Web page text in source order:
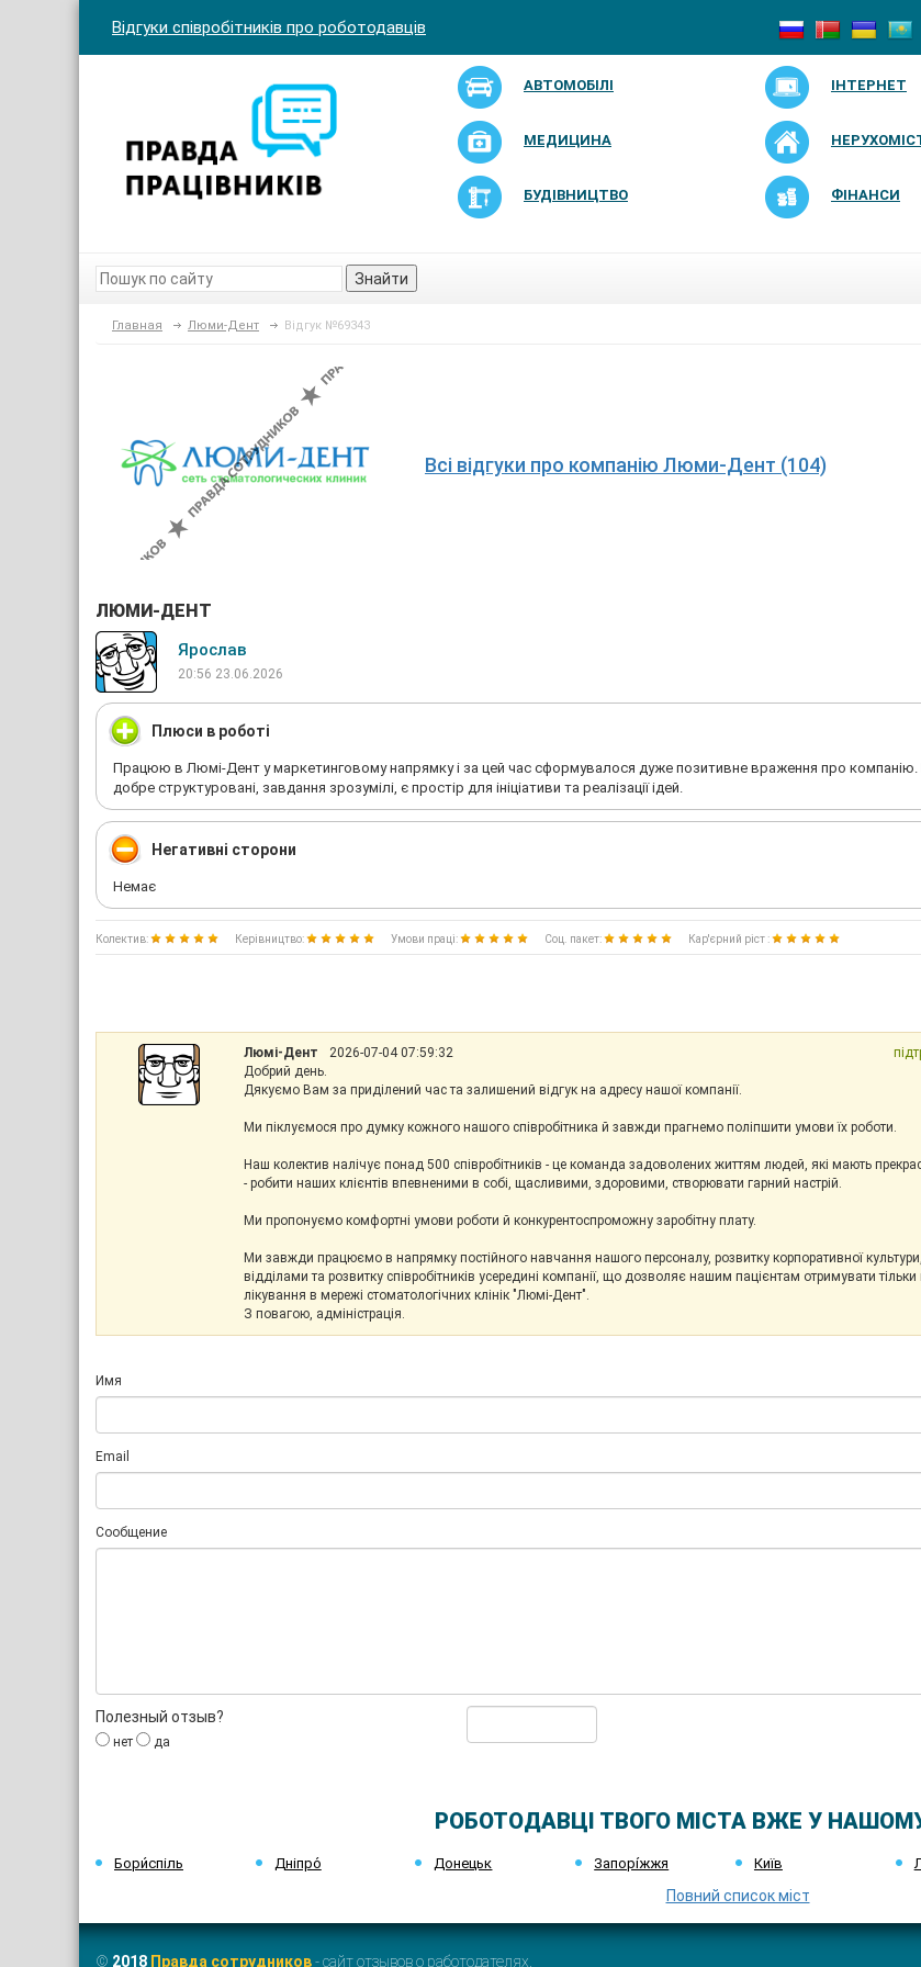
Відгуки співробітників про роботодавців
АВТОМОБІЛІ ІНТЕРНЕТ
МЕДИЦИНА
БУДІВНИЦТВО ФІНАНСИ
Знайти
Главная Люми-Дент Відгук №69343
Всі відгуки про компанію Люми-Дент (104)
ЛЮМИ-ДЕНТ
Ярослав
20:56 23.06.2026
Плюси в роботі
Працюю в Люмі-Дент у маркетинговому напрямку і за цей час сформувалося дуже позитивне враження про компанію.
добре структуровані, завдання зрозумілі, є простір для ініціативи та реалізації ідей.
Негативні сторони
Немає
Колектив: Керівництво: Умови праці: Соц. пакет: Кар'єрний ріст :
Люмі-Дент 2026-07-04 07:59:32
Добрий день.
Дякуємо Вам за приділений час та залишений відгук на адресу нашої компанії.
Ми піклуємося про думку кожного нашого співробітника й завжди прагнемо поліпшити умови їх роботи.
Наш колектив налічує понад 500 співробітників - це команда задоволених життям людей, які мають
- робити наших клієнтів впевненими в собі, щасливими, здоровими, створювати гарний настрій.
Ми пропонуємо комфортні умови роботи й конкурентоспроможну заробітну плату.
Ми завжди працюємо в напрямку постійного навчання нашого персоналу, розвитку корпоративної культури,
відділами та розвитку співробітників усередині компанії, що дозволяє нашим пацієнтам отримувати тільки
лікування в мережі стоматологічних клінік "Люмі-Дент".
З повагою, адміністрація.
Имя
Email
Сообщение
Полезный отзыв?
нет да
РОБОТОДАВЦІ ТВОГО МІСТА ВЖЕ У
Бори́спіль Дніпро́ Донецьк Запорі́жжя Київ
Повний список міст
© 2018 Правда сотрудников- сайт отзывов о работодателях.